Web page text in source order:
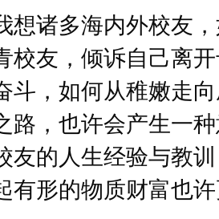
诸多海内外校友
校友，倾诉自己离
斗，如何从稚嫩走
路，也许会产生一
友的人生经验与教
有形的物质财富也